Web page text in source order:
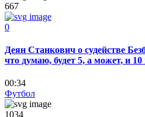
667
0
Деян Станкович о судействе
что думаю, будет 5, а может, и
00:34
Футбол
1034